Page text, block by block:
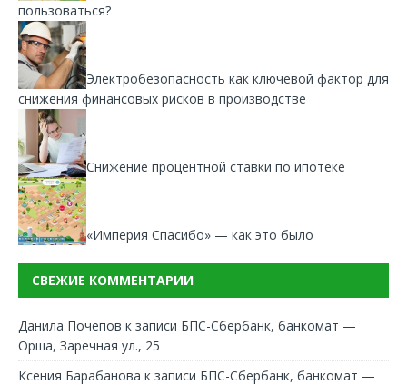
пользоваться?
Электробезопасность как ключевой фактор для
снижения финансовых рисков в производстве
Снижение процентной ставки по ипотеке
«Империя Спасибо» — как это было
СВЕЖИЕ КОММЕНТАРИИ
Данила Почепов к записи БПС-Сбербанк, банкомат —
Орша, Заречная ул., 25
Ксения Барабанова к записи БПС-Сбербанк, банкомат —